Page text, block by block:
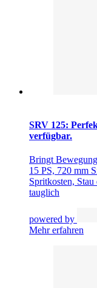
SRV 125:
verfügbar.
Bringt
15 PS, 720 mm
Spritkosten,
tauglich
powered by
Mehr erfahren